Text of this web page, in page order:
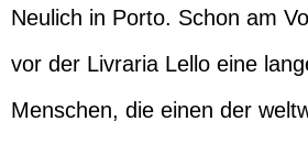
Neulich in Porto. Schon am
vor der Livraria Lello eine
Menschen, die einen der